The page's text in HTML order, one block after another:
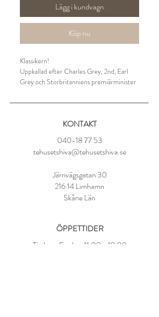
Lägg i kundvagn
Köp nu
Klassikern!
Uppkallad efter Charles Grey, 2nd, Earl
Grey och Storbritanniens premiärminister
Svart te (Ceylon, Kina), bergamottolja
1 tsk per kopp
Låt dra i 3-4 minuter
KONTAKT
040-18 77 53
tehusetshiva@tehusetshiva.se
Järnvägsgatan 30
216 14 Limhamn
Skåne Län
ÖPPETTIDER
Tisdag - Fredag: 11.00 - 18.00